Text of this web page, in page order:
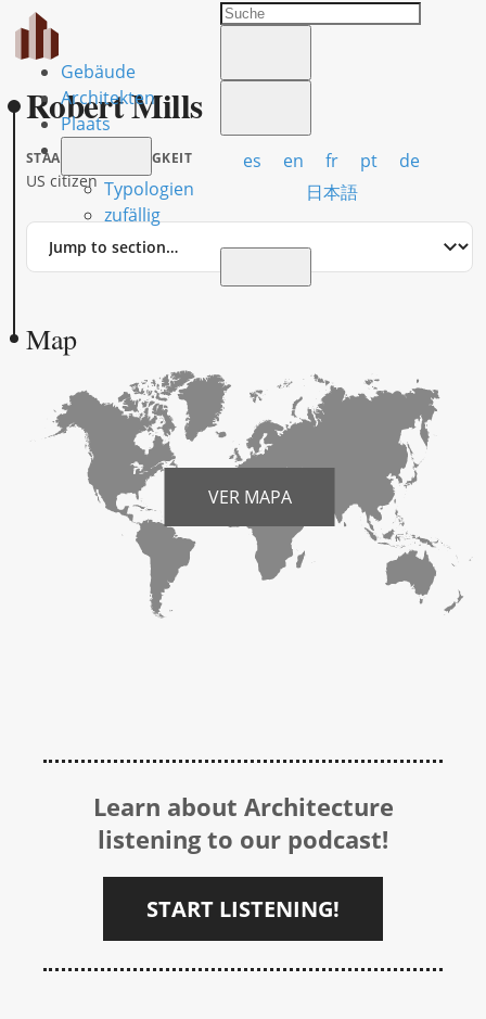
Gebäude
Architekten
Plaats
Typologien
zufällig
es en fr pt
de
日本語
Robert Mills
STAATSANGEHÖRIGKEIT
US citizen
Jump
Map
VER MAPA
Learn about Architecture
listening to our podcast!
START LISTENING!